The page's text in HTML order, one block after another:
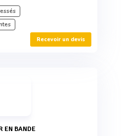
Recevoir un devis
EN BANDE